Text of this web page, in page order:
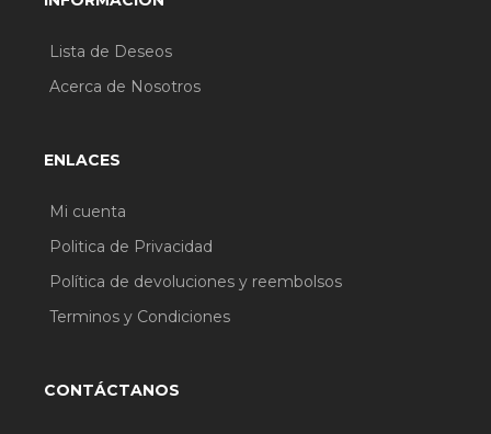
Lista de Deseos
Acerca de Nosotros
ENLACES
Mi cuenta
Politica de Privacidad
Política de devoluciones y reembolsos
Terminos y Condiciones
CONTÁCTANOS